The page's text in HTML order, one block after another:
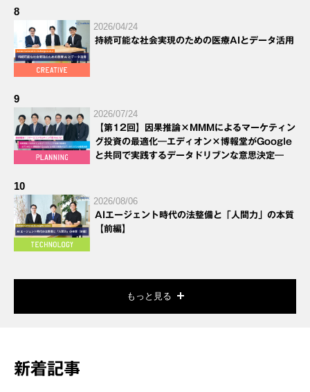
8
2026/04/24
持続可能な社会実現のための医療AIとデータ活用
9
2026/07/24
【第12回】因果推論×MMMによるマーケティン
グ投資の最適化―エディオン×博報堂がGoogle
と共同で実践するデータドリブンな意思決定―
10
2026/08/06
AIエージェント時代の法整備と「人間力」の本質
【前編】
もっと見る
新着記事